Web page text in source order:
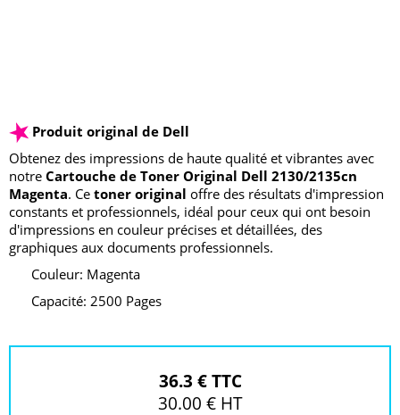
Produit original de Dell
Obtenez des impressions de haute qualité et vibrantes avec
notre Cartouche de Toner Original Dell 2130/2135cn
Magenta. Ce toner original offre des résultats d'impression
constants et professionnels, idéal pour ceux qui ont besoin
d'impressions en couleur précises et détaillées, des
graphiques aux documents professionnels.
Couleur: Magenta
Capacité: 2500 Pages
36.3 € TTC
30.00 € HT